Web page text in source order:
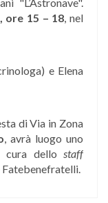
ore 15 – 18, nel
e Elena
di Via in Zona
, avrà luogo uno
cura dello staff